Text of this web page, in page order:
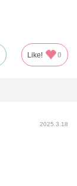
Like! 0
2025.3.18